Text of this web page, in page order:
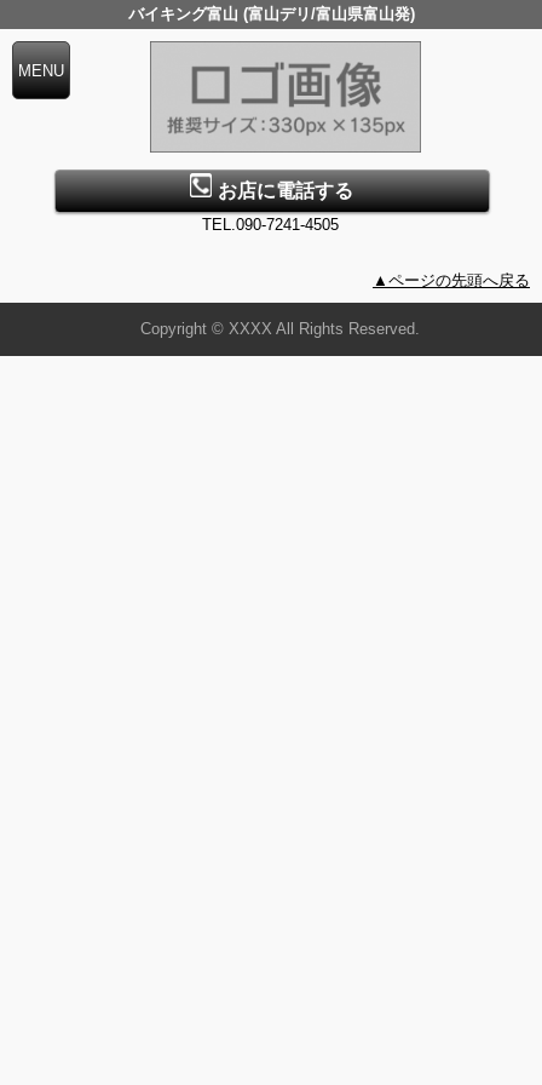
バイキング富山 (富山デリ/富山県富山発)
お店に電話する
TEL.090-7241-4505
▲ページの先頭へ戻る
Copyright © XXXX All Rights Reserved.